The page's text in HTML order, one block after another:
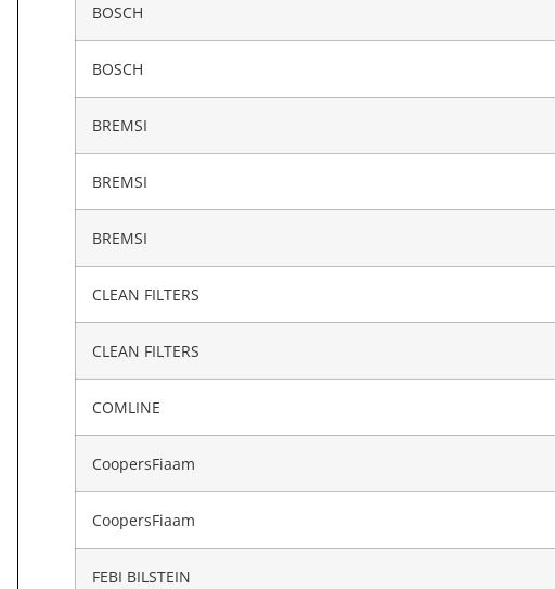
BOSCH
BOSCH
BREMSI
BREMSI
BREMSI
CLEAN FILTERS
CLEAN FILTERS
COMLINE
CoopersFiaam
CoopersFiaam
FEBI BILSTEIN